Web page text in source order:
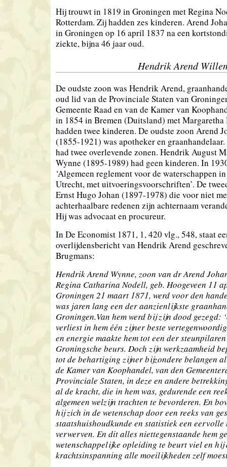
Hij trouwt in 1819 in Groningen met Regina
Rotterdam. Zij hadden zes kinderen. Arend
in Groningen op 16 april 1837 na een
ziekte, bijna 46 jaar oud.
Hendrik Arend
De oudste zoon was Hendrik Arend,
oud lid van de Provinciale Staten van
Gemeente Raad en van de Kamer van
in 1854 in Bremen (Duitsland) met Margaretha
hadden twee kinderen. De oudste zoon Arend
(1855-1921) was apotheker en
had twee overlevende zonen. Hendrik August
Wynne (1895-1989) had geen kinderen. In
‘Algemeen reglement voor de waterschappen
Utrecht, met uitvoeringsvoorschriften’. De
Ernst Hugo Johan (1897-1978) die voor niet
achterhaalbare redenen zijn achternaam
Hij was advocaat en procureur.
In De Economist 1871, 1, 420 vlg., 548, staat
overlijdensbericht van Hendrik Arend
Brugmans:
Hendrik Arend Wynne, zoon van dr Arend
Regina Catharina Nodell, geb. Hoogeveen 11
Groningen 21 maart 1871, werd voor den
was jaren lang een der aanzienlijkste
Groningen.Van hem werd bij zijn dood gezegd:
verliest in hem één zijner beste
en energie maakte hem tot een der
Groningsche beurs. Doch zijn werkzaamheid
tot de behartiging zijner bijzondere belangen
de Kamer van Koophandel, van den
Provinciale Staten, in deze en andere
al de kracht, die in hem was, gedurende een
algemeen welzijn trachten te bevorderen. En
hij zich in de wetenschap door een reeks van
staatshuishoudkunde en statistiek een eervolle
verwerven. En dit alles niettegenstaande hem
wetenschappelijke opleiding te beurt viel en hij
krachtsinspanning alle moeilijkheden zelf